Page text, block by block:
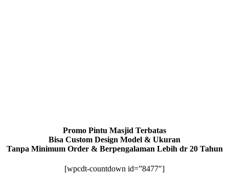
Promo Pintu Masjid Terbatas
Bisa Custom Design Model & Ukuran
Tanpa Minimum Order & Berpengalaman Lebih dr 20 Tahun
[wpcdt-countdown id=”8477″]